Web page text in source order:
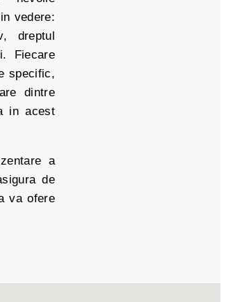
vedere:
dreptul
Fiecare
specific,
dintre
in acest
a
de
va ofere